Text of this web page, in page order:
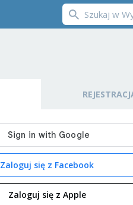
Zaloguj się z Facebook
Zaloguj się z Apple